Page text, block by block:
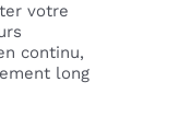
votre
continu,
long